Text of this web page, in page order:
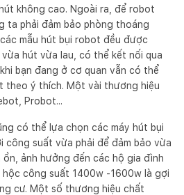
không cao. Ngoài ra, để robot
ta phải đảm bảo phòng thoáng
mẫu hút bụi robot đều được
hút vừa lau, có thể kết nối qua
bạn đang ở cơ quan vẫn có thể
theo ý thích. Một vài thương hiệu
Probot...
có thể lựa chọn các máy hút bụi
công suất vừa phải để đảm bảo vừa
ồn, ảnh hưởng đến các hộ gia đình
hộc công suất 1400w -1600w là gợi
cư. Một số thương hiệu chất